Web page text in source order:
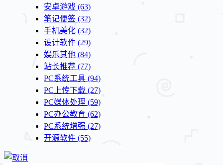
安卓游戏 (63)
笔记便签 (32)
手机美化 (32)
设计软件 (29)
娱乐其他 (84)
站长推荐 (77)
PC系统工具 (94)
PC上传下载 (27)
PC媒体处理 (59)
PC办公教育 (62)
PC系统增强 (27)
开源软件 (55)